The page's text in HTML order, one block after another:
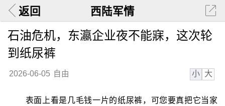
返回 西陆军情
石油危机，东瀛企业夜不能寐，这次轮
到纸尿裤
2026-06-05 自由 小 大
表面上看是几毛钱一片的纸尿裤，可您要真把它当家